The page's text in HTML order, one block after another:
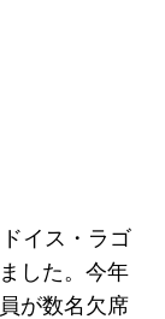
イス・ラゴ
した。今年
が数名欠席